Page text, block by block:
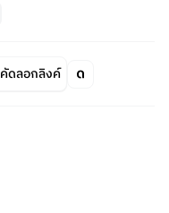
คัดลอกลิงค์